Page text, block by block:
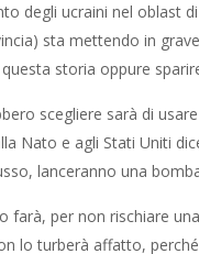
degli ucraini nel
sta mettendo in
storia oppure
scegliere sarà di
Nato e agli Stati Uniti
lanceranno una
farà, per non rischiare
lo turberà affatto,